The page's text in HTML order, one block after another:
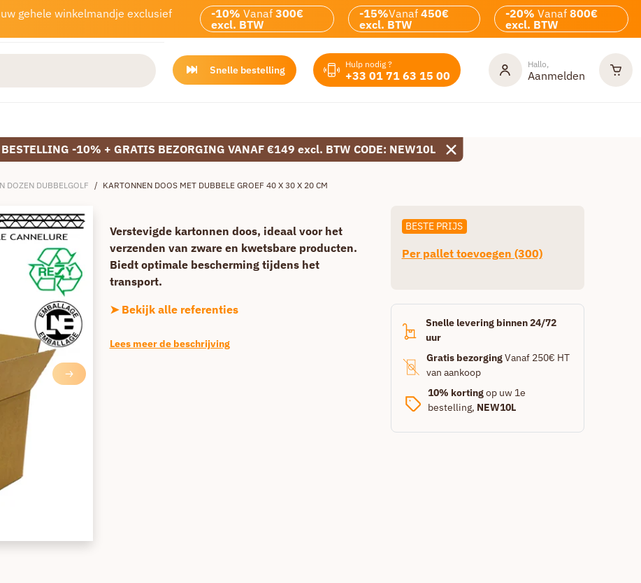
gehele winkelmandje exclusief
-10% Vanaf 300€
excl. BTW
-15%Vanaf 450€
excl. BTW
-20% Vanaf 800€
excl. BTW
Snelle bestelling Hulp nodig ?
+33 01 71 63 15 00
Hallo,
Aanmelden
BESTELLING -10% + GRATIS BEZORGING VANAF €149 excl. BTW CODE: NEW10L
DOZEN DUBBELGOLF / KARTONNEN DOOS MET DUBBELE GROEF 40 X 30 X 20 CM
Verstevigde kartonnen doos, ideaal voor het
verzenden van zware en kwetsbare producten.
Biedt optimale bescherming tijdens het
transport.
➤ Bekijk alle referenties
Lees meer de beschrijving
BESTE PRIJS
Per pallet toevoegen (300)
Snelle levering binnen 24/72
uur
Gratis bezorgingVanaf 250€ HT
van aankoop
10% kortingop uw 1e
bestelling, NEW10L